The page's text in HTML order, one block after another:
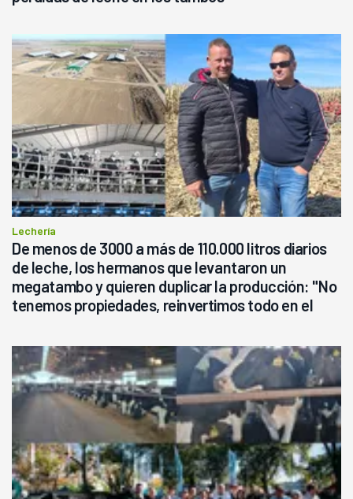
Lechería
De menos de 3000 a más de 110.000 litros diarios
de leche, los hermanos que levantaron un
megatambo y quieren duplicar la producción: "No
tenemos propiedades, reinvertimos todo en el